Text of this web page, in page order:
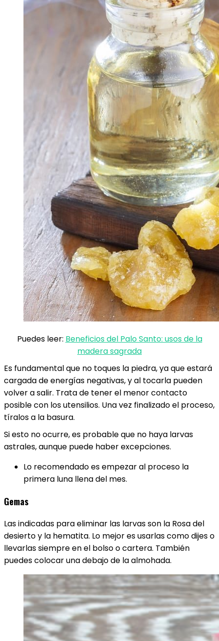
Puedes leer: Beneficios del Palo Santo: usos de la
madera sagrada
Es fundamental que no toques la piedra, ya que estará
cargada de energías negativas, y al tocarla pueden
volver a salir. Trata de tener el menor contacto
posible con los utensilios. Una vez finalizado el proceso,
tíralos a la basura.
Si esto no ocurre, es probable que no haya larvas
astrales, aunque puede haber excepciones.
Lo recomendado es empezar al proceso la
primera luna llena del mes.
Gemas
Las indicadas para eliminar las larvas son la Rosa del
desierto y la hematita. Lo mejor es usarlas como dijes o
llevarlas siempre en el bolso o cartera. También
puedes colocar una debajo de la almohada.